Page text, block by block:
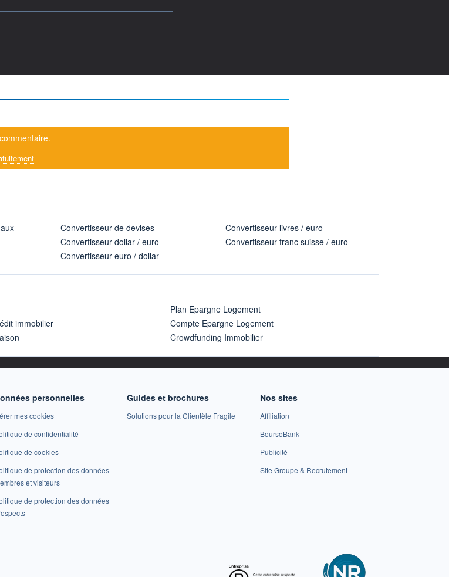
Convertisseur de devises
Convertisseur dollar / euro
Convertisseur euro / dollar
Convertisseur livres / euro
Convertisseur franc suisse / euro
immobilier
Plan Epargne Logement
Compte Epargne Logement
Crowdfunding Immobilier
personnelles
mes cookies
de confidentialité
de cookies
de protection des données
et visiteurs
de protection des données
Guides et brochures
Solutions pour la Clientèle Fragile
Nos sites
Affiliation
BoursoBank
Publicité
Site Groupe & Recrutement